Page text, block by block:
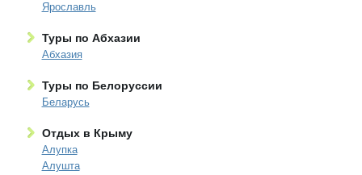
Ярославль
Туры по Абхазии
Абхазия
Туры по Белоруссии
Беларусь
Отдых в Крыму
Алупка
Алушта